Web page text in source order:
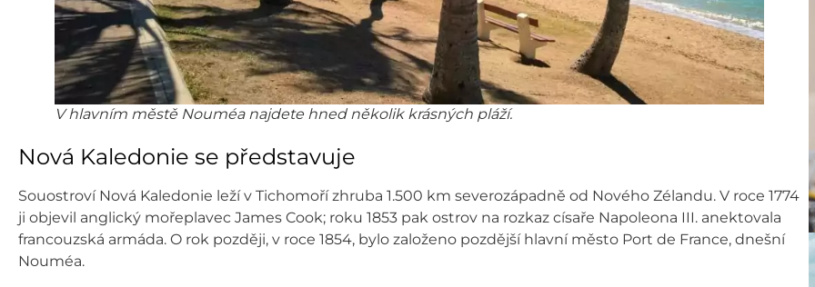
V hlavním městě Nouméa najdete hned několik krásných pláží.
Nová Kaledonie se představuje
Souostroví Nová Kaledonie leží v Tichomoří zhruba 1.500 km severozápadně od Nového Zélandu. V roce 1774
ji objevil anglický mořeplavec James Cook; roku 1853 pak ostrov na rozkaz císaře Napoleona III. anektovala
francouzská armáda. O rok později, v roce 1854, bylo založeno pozdější hlavní město Port de France, dnešní
Nouméa.